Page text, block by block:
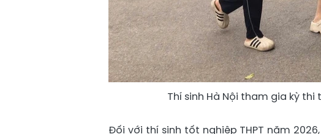
Thí sinh Hà Nội tham gia kỳ thi
Đối với thí sinh tốt nghiệp THPT năm